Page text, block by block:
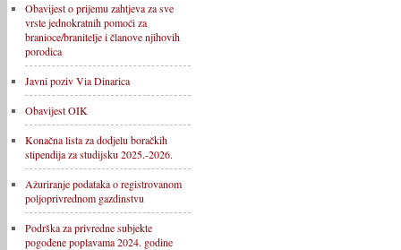
Obavijest o prijemu zahtjeva za sve
vrste jednokratnih pomoći za
branioce/branitelje i članove njihovih
porodica
Javni poziv Via Dinarica
Obavijest OIK
Konačna lista za dodjelu boračkih
stipendija za studijsku 2025.-2026.
Ažuriranje podataka o registrovanom
poljoprivrednom gazdinstvu
Podrška za privredne subjekte
pogođene poplavama 2024. godine